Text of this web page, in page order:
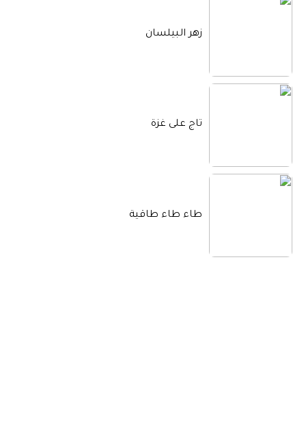
زهر البيلسان
تاج على غزة
طاء طاء طاقية